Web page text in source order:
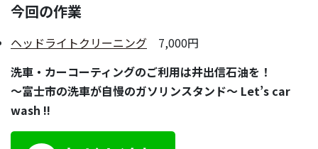
今回の作業
ヘッドライトクリーニング 7,000円
洗車・カーコーティングのご利用は井出信石油を！
～富士市の洗車が自慢のガソリンスタンド～ Let’s car
wash !!